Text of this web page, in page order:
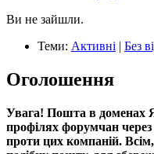
Ви не зайшли.
Теми: Активні | Без
Оголошення
Увага! Пошта в доменах
профілях форумчан через
проти цих компаній.